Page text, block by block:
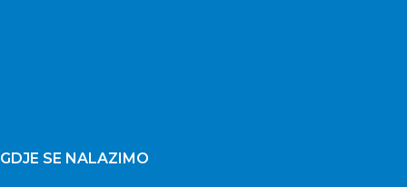
GDJE SE NALAZIMO